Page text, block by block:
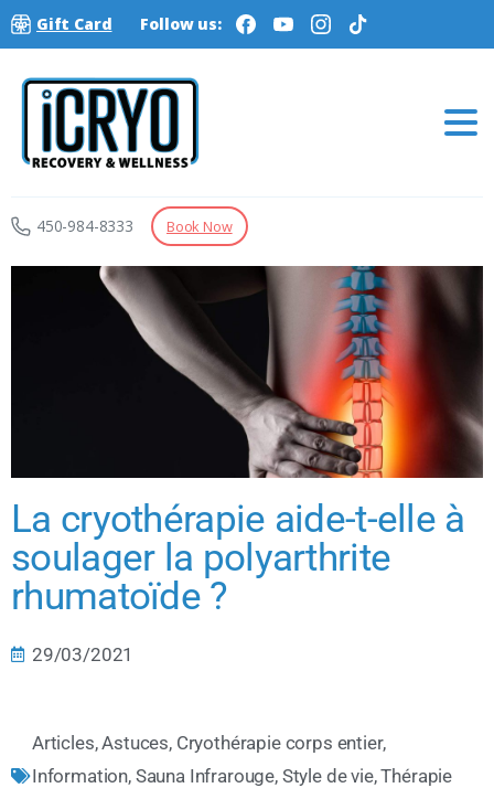
Gift Card Follow us:
450-984-8333 Book Now
La cryothérapie aide-t-elle à
soulager la polyarthrite
rhumatoïde ?
29/03/2021
Articles,Astuces, Cryothérapie corps entier,
Information, Sauna Infrarouge, Style de vie,Thérapie